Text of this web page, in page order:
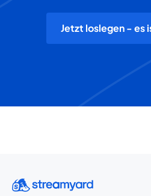
Jetzt loslegen - es